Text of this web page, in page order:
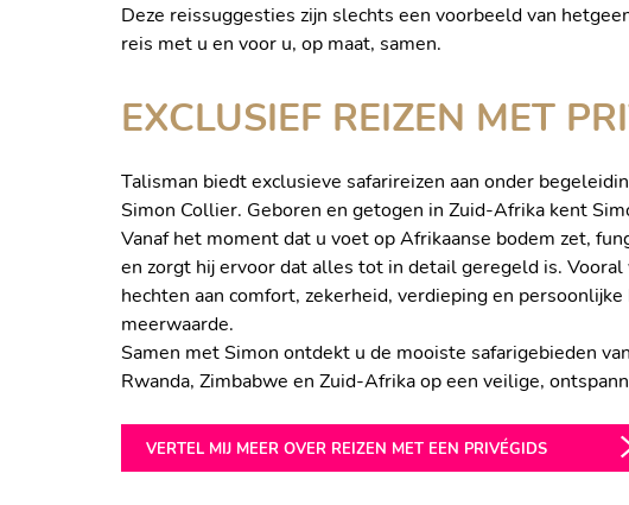
Deze reissuggesties zijn slechts een voorbeeld van
reis met u en voor u, op maat, samen.
EXCLUSIEF REIZEN MET
Talisman biedt exclusieve safarireizen aan onder
Simon Collier. Geboren en getogen in Zuid-Afrika kent
Vanaf het moment dat u voet op Afrikaanse bodem zet,
en zorgt hij ervoor dat alles tot in detail geregeld is.
hechten aan comfort, zekerheid, verdieping en
meerwaarde.
Samen met Simon ontdekt u de mooiste safarigebieden
Rwanda, Zimbabwe en Zuid-Afrika op een veilige,
VERTEL MIJ MEER OVER REIZEN MET EEN PRIVÉGIDS